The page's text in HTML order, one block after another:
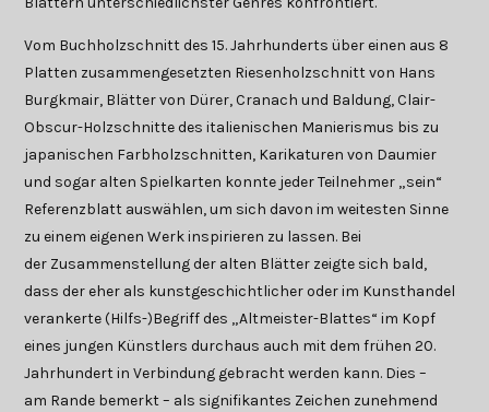
Vom Buchholzschnitt des 15. Jahrhunderts über einen aus 8
Platten zusammengesetzten Riesenholzschnitt von Hans
Burgkmair, Blätter von Dürer, Cranach und Baldung, Clair-
Obscur-Holzschnitte des italienischen Manierismus bis zu
japanischen Farbholzschnitten, Karikaturen von Daumier
und sogar alten Spielkarten konnte jeder Teilnehmer „sein“
Referenzblatt auswählen, um sich davon im weitesten Sinne
zu einem eigenen Werk inspirieren zu lassen. Bei
der Zusammenstellung der alten Blätter zeigte sich bald,
dass der eher als kunstgeschichtlicher oder im Kunsthandel
verankerte (Hilfs-)Begriff des „Altmeister-Blattes“ im Kopf
eines jungen Künstlers durchaus auch mit dem frühen 20.
Jahrhundert in Verbindung gebracht werden kann. Dies –
am Rande bemerkt – als signifikantes Zeichen zunehmend